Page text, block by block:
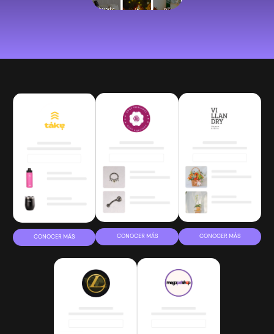
CONOCER MÁS CONOCER MÁS CONOCER MÁS